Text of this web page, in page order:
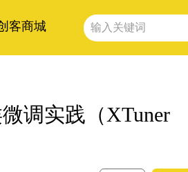
客商城
调实践（XTuner